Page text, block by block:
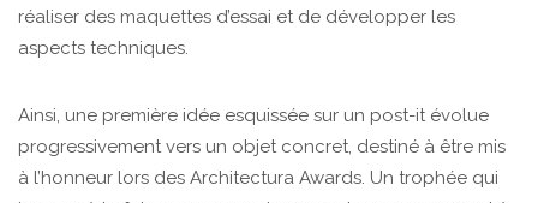
réaliser des maquettes d’essai et de développer les
aspects techniques.
Ainsi, une première idée esquissée sur un post-it évolue
progressivement vers un objet concret, destiné à être mis
à l’honneur lors des Architectura Awards. Un trophée qui